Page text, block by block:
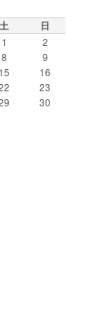
土 日
1
2
8
9
15
16
23
30